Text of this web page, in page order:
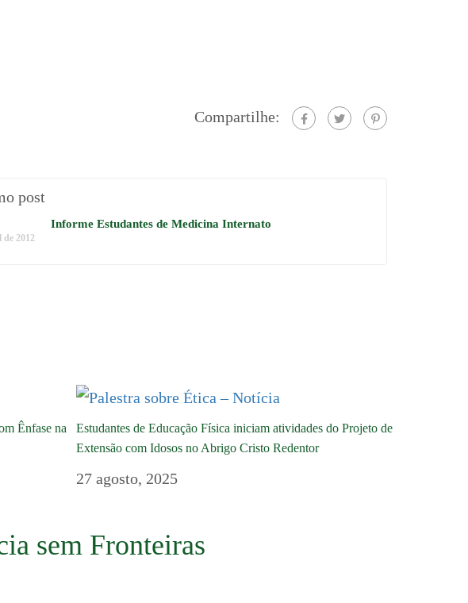
Compartilhe:
post
Informe Estudantes de Medicina Internato
de 2012
Ênfase na
Estudantes de Educação Física iniciam atividades do Projeto de
Extensão com Idosos no Abrigo Cristo Redentor
27 agosto, 2025
sem Fronteiras